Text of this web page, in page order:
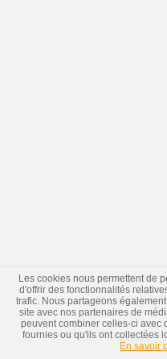
Les cookies nous permettent de
d'offrir des fonctionnalités
trafic. Nous partageons
site avec nos partenaires de
peuvent combiner celles-ci avec
fournies ou qu'ils ont collectées
En savoir